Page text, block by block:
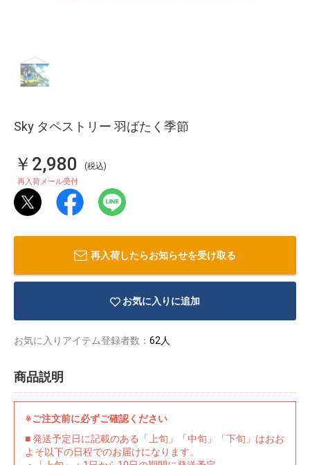
Sky タペストリー 羽ばたく季節
￥2,980 (税込)
再入荷メール受付
再入荷したらお知らせを受け取る
お気に入りに追加
お気に入りアイテム登録者数： 62人
商品説明
※ご注文前に必ずご確認ください
■ 発送予定日に記載のある「上旬」「中旬」「下旬」はおお
よそ以下の日程でのお届けになります。